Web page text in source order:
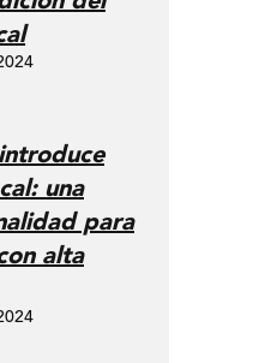
una
para
alta